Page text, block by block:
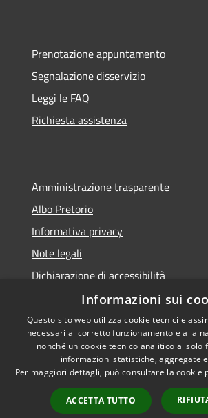
Prenotazione appuntamento
Segnalazione disservizio
Leggi le FAQ
Richiesta assistenza
Amministrazione trasparente
Albo Pretorio
Informativa privacy
Note legali
Dichiarazione di accessibilità
Accessibilità
Privacy
Mappa del sito
Campo
Informazioni sui
Questo sito web utilizza cookie tecnici e
necessari al corretto funzionamento e alla
nonché un cookie tecnico analitico al solo
informazioni statistiche, aggregate
Per maggiori dettagli, può consultare la cookie
ACCETTA TUTTO